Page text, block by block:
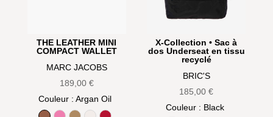
THE LEATHER MINI
COMPACT WALLET
MARC JACOBS
189,00 €
Couleur : Argan Oil
X-Collection • Sac à
dos Underseat en tissu
recyclé
BRIC'S
185,00€
Couleur: Black